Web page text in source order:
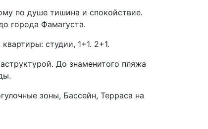
по душе тишина и спокойствие.
города Фамагуста.
студии, 1+1. 2+1.
До знаменитого пляжа
зоны, Бассейн, Терраса на